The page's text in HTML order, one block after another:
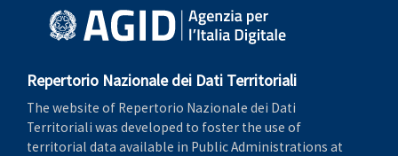
Repertorio Nazionale dei Dati Territoriali
The website of Repertorio Nazionale dei Dati
Territoriali was developed to foster the use of
territorial data available in Public Administrations at